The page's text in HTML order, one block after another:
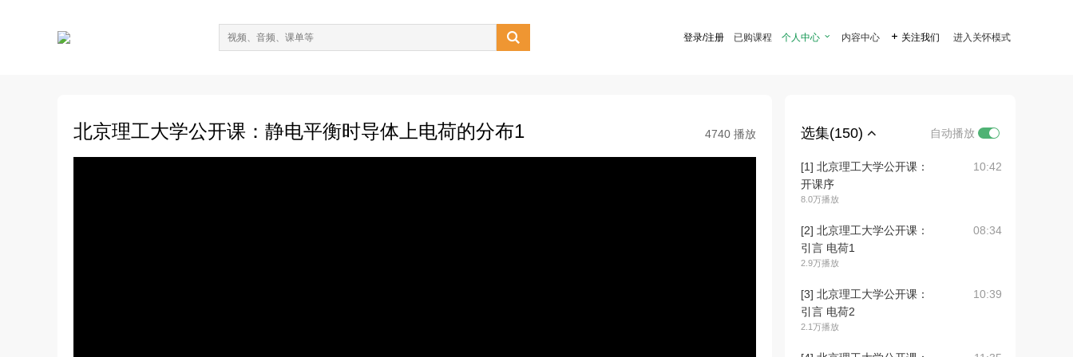
 登录/注册 已购课程 个人中心  内容中心  关注我们 进入关怀模式
北京理工大学公开课：静电平衡时导体上电荷的分布1 4740 播放 选集(150) 自动播放
[1] 北京理工大学公开课：
开课序
8.0万播放
10:42
[2] 北京理工大学公开课：
引言 电荷1
2.9万播放
08:34
[3] 北京理工大学公开课：
引言 电荷2
2.1万播放
10:39